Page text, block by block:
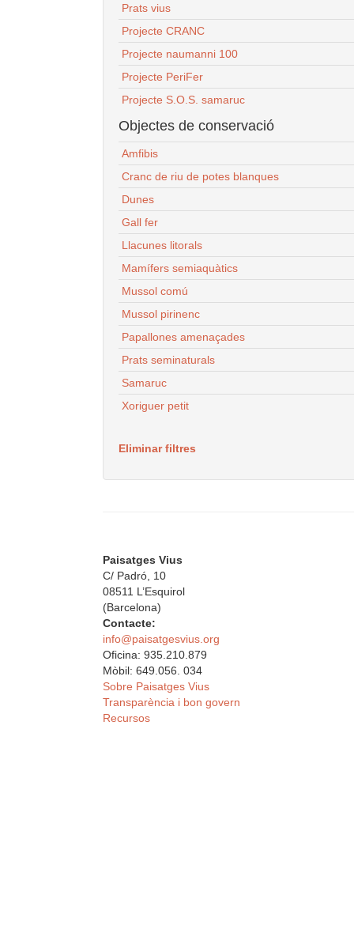
Prats vius
Projecte CRANC
Projecte naumanni 100
Projecte PeriFer
Projecte S.O.S. samaruc
Objectes de conservació
Amfibis
Cranc de riu de potes blanques
Dunes
Gall fer
Llacunes litorals
Mamífers semiaquàtics
Mussol comú
Mussol pirinenc
Papallones amenaçades
Prats seminaturals
Samaruc
Xoriguer petit
Eliminar filtres
Paisatges Vius
C/ Padró, 10
08511 L’Esquirol
(Barcelona)
Contacte:
info@paisatgesvius.org
Oficina: 935.210.879
Mòbil: 649.056. 034
Sobre Paisatges Vius
Transparència i bon govern
Recursos